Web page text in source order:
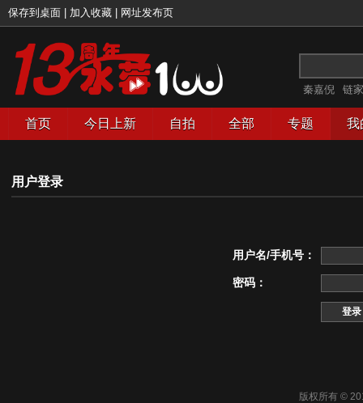
保存到桌面 加入收藏 网址发布页
秦嘉倪 链
首页 今日上新 自拍 全部 专题 我
用户登录
用户名/手机号：
密码：
版权所有 ©